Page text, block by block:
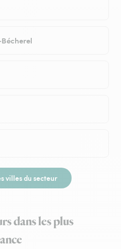
villes du secteur
dans les plus